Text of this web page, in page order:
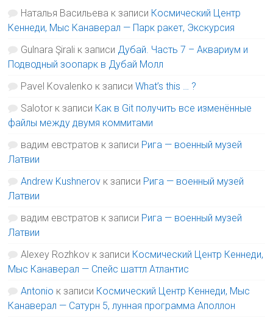
Наталья Васильева к записи Космический Центр
Кеннеди, Мыс Канаверал — Парк ракет, Экскурсия
Gulnara Şirali к записи Дубай. Часть 7 – Аквариум и
Подводный зоопарк в Дубай Молл
Pavel Kovalenko к записиWhat’s this … ?
Salotor к записи Как в Git получить все изменённые
файлы между двумя коммитами
вадим евстратов к записи Рига — военный музей
Латвии
Andrew Kushnerov к записи Рига — военный музей
Латвии
вадим евстратов к записи Рига — военный музей
Латвии
Alexey Rozhkov к записи Космический Центр Кеннеди,
Мыс Канаверал — Спейс шаттл Атлантис
Antonio к записи Космический Центр Кеннеди, Мыс
Канаверал — Сатурн 5, лунная программа Аполлон